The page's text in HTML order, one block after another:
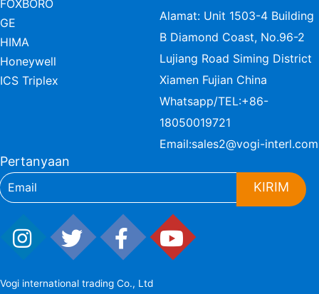
FOXBORO
GE
HIMA
Honeywell
ICS Triplex
Alamat: Unit 1503-4 Building
B Diamond Coast, No.96-2
Lujiang Road Siming District
Xiamen Fujian China
Whatsapp/TEL:+86-
18050019721
Email:sales2@vogi-interl.com
Pertanyaan
KIRIM
Vogi international trading Co., Ltd